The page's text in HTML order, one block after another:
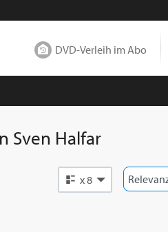
DVD-Verleih im Abo
Sven Halfar
x 8